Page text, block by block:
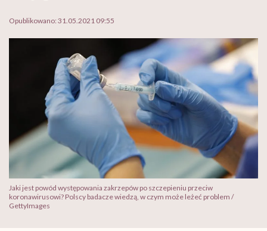
Opublikowano: 31.05.2021 09:55
Jaki jest powód występowania zakrzepów po szczepieniu przeciw
koronawirusowi? Polscy badacze wiedzą, w czym może leżeć problem /
GettyImages